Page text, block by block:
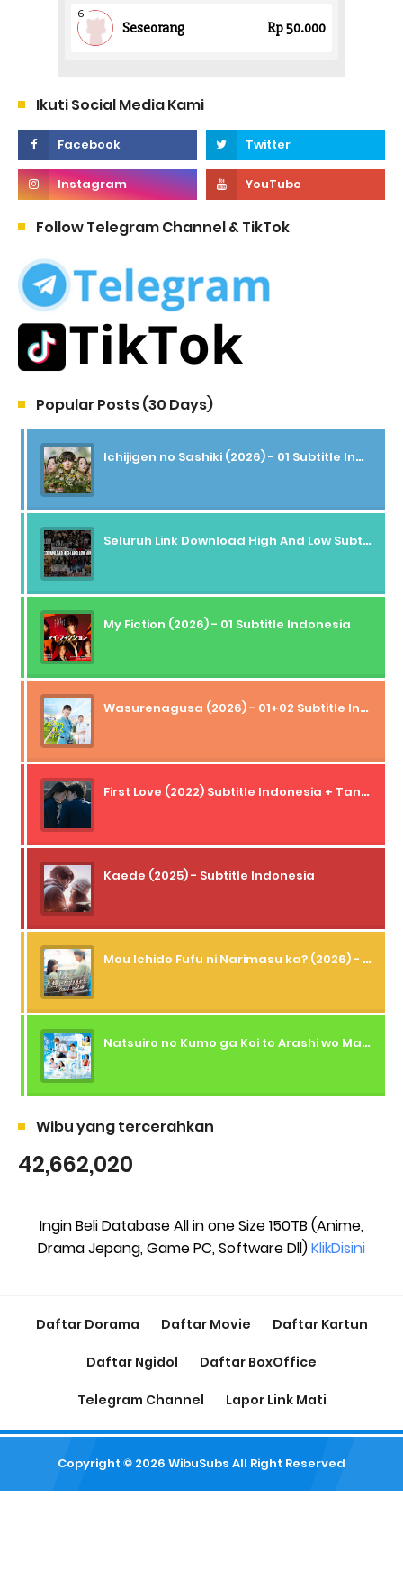
Ikuti Social Media Kami
Follow Telegram Channel & TikTok
Popular Posts (30 Days)
Ichijigen no Sashiki (2026) - 01 Subtitle Indonesia
Seluruh Link Download High And Low Subtitle Indonesia
My Fiction (2026) - 01 Subtitle Indonesia
Wasurenagusa (2026) - 01+02 Subtitle Indonesia
First Love (2022) Subtitle Indonesia + Tanpa Iklan + Streaming + 1080p
Kaede (2025) - Subtitle Indonesia
Mou Ichido Fufu ni Narimasu ka? (2026) - 01 Subtitle Indonesia
Natsuiro no Kumo ga Koi to Arashi wo Makiokosu (2026) - 01 Subtitle Indonesia
Wibu yang tercerahkan
42,662,020
Ingin Beli Database All in one Size 150TB (Anime,
Drama Jepang, Game PC, Software Dll)KlikDisini
Daftar Dorama Daftar Movie Daftar Kartun
Daftar Ngidol Daftar BoxOffice
Telegram Channel Lapor Link Mati
Copyright © 2026 WibuSubs All Right Reserved